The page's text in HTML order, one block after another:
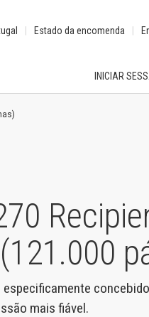
Estado da encomenda
INICIAR
mais fiável.